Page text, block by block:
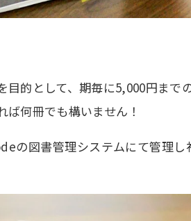
目的として、期毎に5,000円まで
ば何冊でも構いません！
の図書管理システムにて管理し